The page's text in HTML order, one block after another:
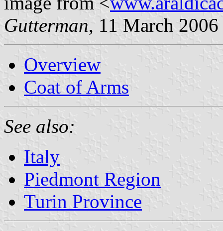
Gutterman, 11 March 2006
Overview
Coat of Arms
See also:
Italy
Piedmont Region
Turin Province